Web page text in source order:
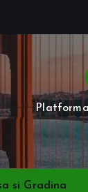
si Gradina